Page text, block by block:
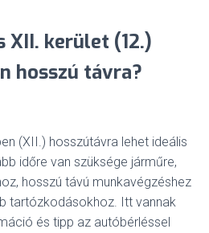
XII. kerület (12.)
hosszú távra?
(XII.) hosszútávra lehet ideális
időre van szüksége járműre,
hosszú távú munkavégzéshez
tartózkodásokhoz. Itt vannak
és tipp az autóbérléssel